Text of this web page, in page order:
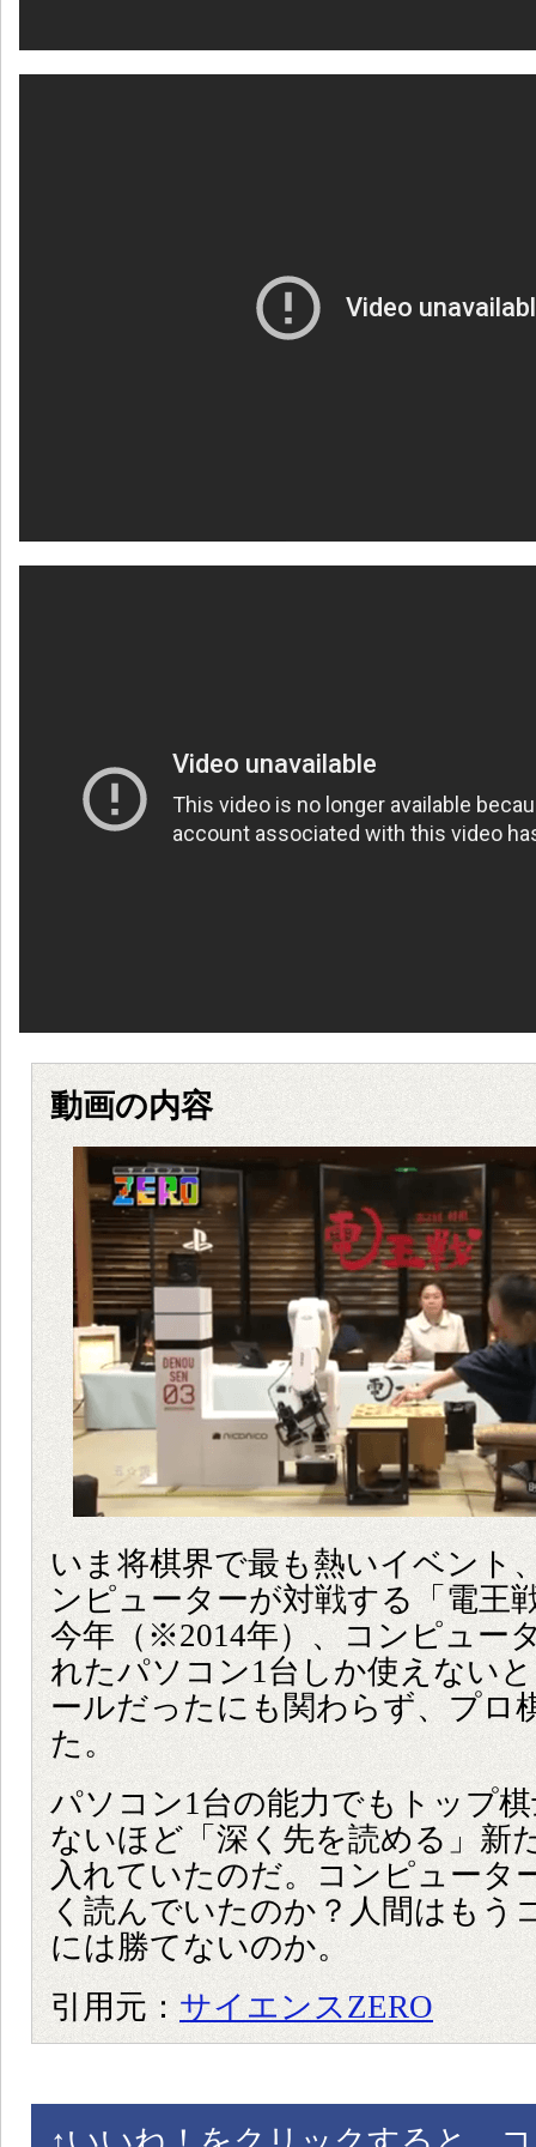
動画の内容
いま将棋界で最も熱いイベント
ンピューターが対戦する「電王
今年（※2014年）、コンピュー
れたパソコン1台しか使えない
ールだったにも関わらず、プロ
た。
パソコン1台の能力でもトップ
ないほど「深く先を読める」新
入れていたのだ。コンピュータ
く読んでいたのか？人間はもう
には勝てないのか。
引用元： サイエンスZERO